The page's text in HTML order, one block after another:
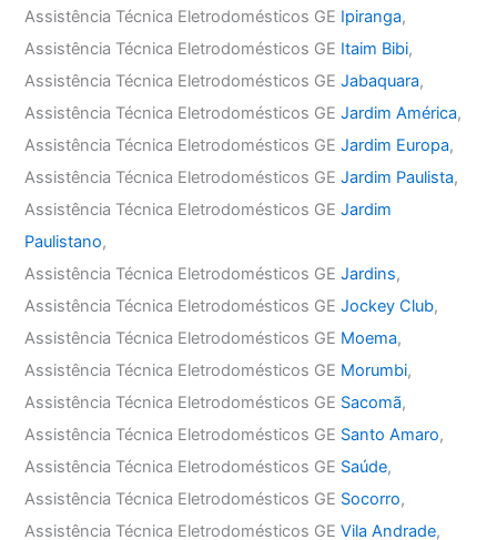
Assistência Técnica Eletrodomésticos GE Ipiranga,
Assistência Técnica Eletrodomésticos GE Itaim Bibi,
Assistência Técnica Eletrodomésticos GEJabaquara,
Assistência Técnica Eletrodomésticos GEJardim América,
Assistência Técnica Eletrodomésticos GEJardim Europa,
Assistência Técnica Eletrodomésticos GEJardim Paulista,
Assistência Técnica Eletrodomésticos GEJardim
Paulistano,
Assistência Técnica Eletrodomésticos GEJardins,
Assistência Técnica Eletrodomésticos GEJockey Club,
Assistência Técnica Eletrodomésticos GE Moema,
Assistência Técnica Eletrodomésticos GE Morumbi,
Assistência Técnica Eletrodomésticos GE Sacomã,
Assistência Técnica Eletrodomésticos GE Santo Amaro,
Assistência Técnica Eletrodomésticos GE Saúde,
Assistência Técnica Eletrodomésticos GE Socorro,
Assistência Técnica Eletrodomésticos GEVila Andrade,